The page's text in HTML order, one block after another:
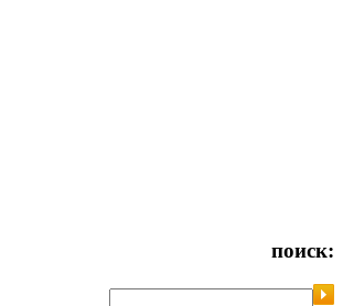
поиск: